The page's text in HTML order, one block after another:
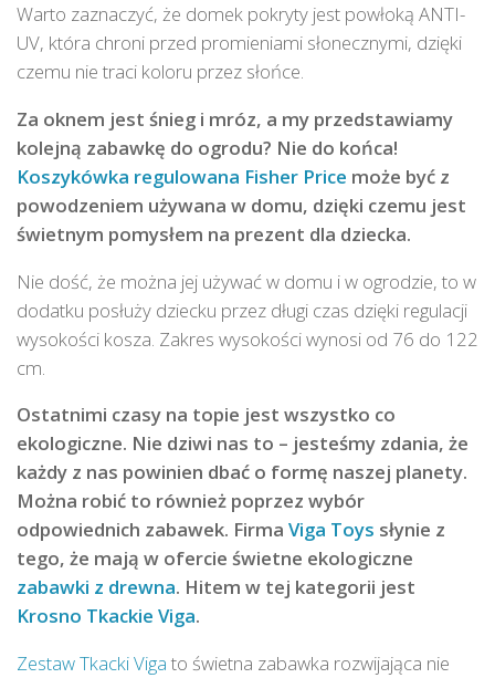
Warto zaznaczyć, że domek pokryty jest powłoką ANTI-
UV, która chroni przed promieniami słonecznymi, dzięki
czemu nie traci koloru przez słońce.
Za oknem jest śnieg i mróz, a my przedstawiamy
kolejną zabawkę do ogrodu? Nie do końca!
Koszykówka regulowana Fisher Price może być z
powodzeniem używana w domu, dzięki czemu jest
świetnym pomysłem na prezent dla dziecka.
Nie dość, że można jej używać w domu i w ogrodzie, to w
dodatku posłuży dziecku przez długi czas dzięki regulacji
wysokości kosza. Zakres wysokości wynosi od 76 do 122
cm.
Ostatnimi czasy na topie jest wszystko co
ekologiczne. Nie dziwi nas to – jesteśmy zdania, że
każdy z nas powinien dbać o formę naszej planety.
Można robić to również poprzez wybór
odpowiednich zabawek. Firma Viga Toys słynie z
tego, że mają w ofercie świetne ekologiczne
zabawki z drewna. Hitem w tej kategorii jest
Krosno Tkackie Viga.
Zestaw Tkacki Viga to świetna zabawka rozwijająca nie